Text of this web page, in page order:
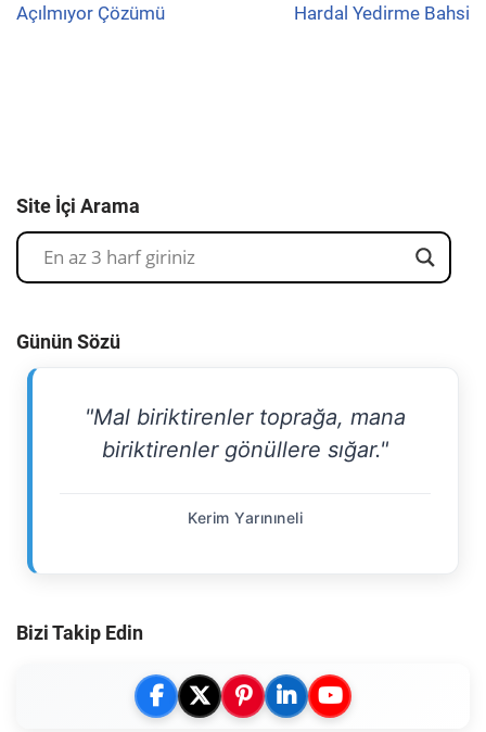
Açılmıyor Çözümü
Hardal Yedirme Bahsi
Site İçi Arama
Günün Sözü
"Mal biriktirenler toprağa, mana
biriktirenler gönüllere sığar."
Kerim Yarınıneli
Bizi Takip Edin